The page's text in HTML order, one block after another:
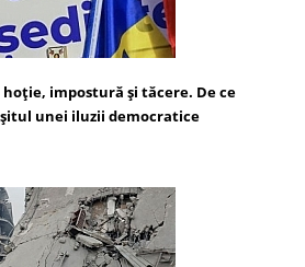
impostură și tăcere. De ce
unei iluzii democratice